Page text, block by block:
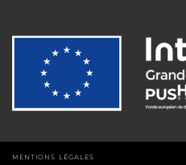
MENTIONS LÉGALES